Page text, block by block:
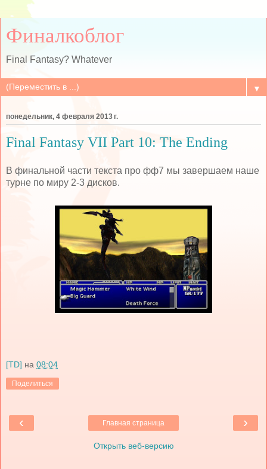
Финалкоблог
Final Fantasy? Whatever
▼
понедельник, 4 февраля 2013 г.
Final Fantasy VII Part 10: The Ending
В финальной части текста про фф7 мы завершаем наше
турне по миру 2-3 дисков.
[TD] на 08:04
Поделиться
‹ ›
Главная страница
Открыть веб-версию